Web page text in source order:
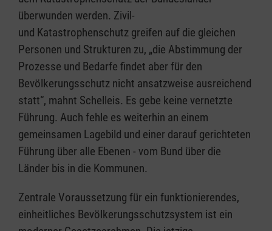
überwunden werden. Zivil-
und Katastrophenschutz greifen auf die gleichen
Personen und Strukturen zu, „die Abstimmung der
Prozesse und Bedarfe findet aber für den
Bevölkerungsschutz nicht ansatzweise ausreichend
statt“, mahnt Schelleis. Es gebe keine vernetzte
Führung. Auch fehle es weiterhin an einem
gemeinsamen Lagebild und einer darauf gerichteten
Führung über alle Ebenen - vom Bund über die
Länder bis in die Kommunen.
Zentrale Voraussetzung für ein funktionierendes,
einheitliches Bevölkerungsschutzsystem ist ein